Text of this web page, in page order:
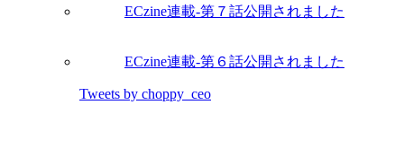
ECzine連載-第７話公開されました
ECzine連載-第６話公開されました
Tweets by choppy_ceo